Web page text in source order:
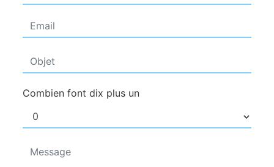
Combien font dix plus un